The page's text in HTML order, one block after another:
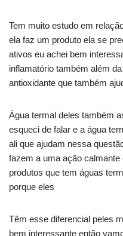
Tem muito estudo em
ela faz um produto ela se
ativos eu achei bem
inflamatório também além da
antioxidante que também
Água termal deles também
esqueci de falar e a água
ali que ajudam nessa
fazem a uma ação
produtos que tem águas
porque eles
Têm esse diferencial peles
bem interessante então